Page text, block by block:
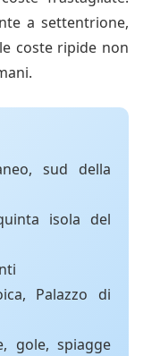
a settentrione,
coste ripide non
sud della
isola del
Palazzo di
gole, spiagge